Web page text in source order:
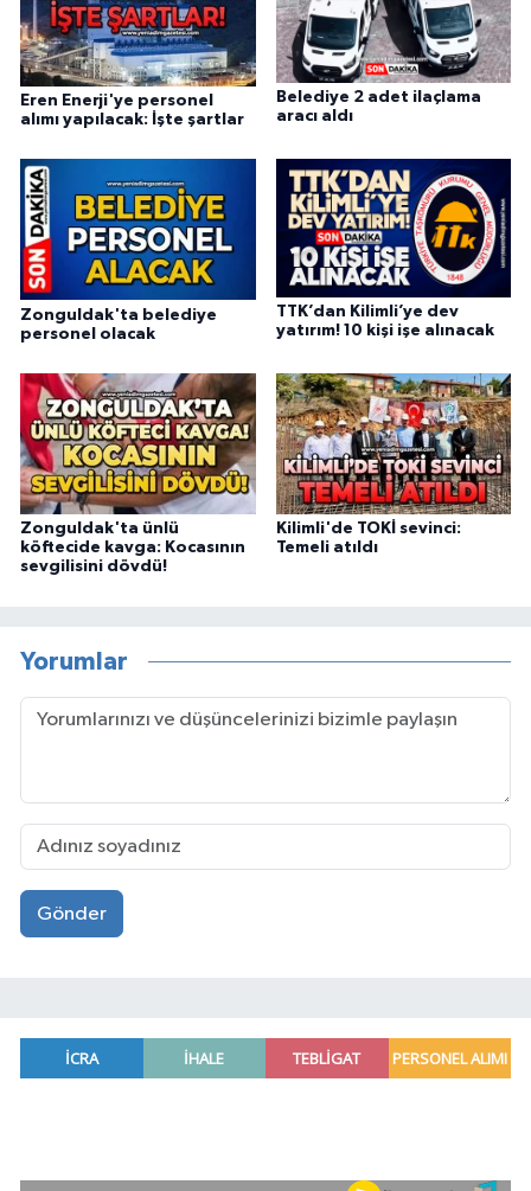
Eren Enerji'ye personel
alımı yapılacak: İşte şartlar
Belediye 2 adet ilaçlama
aracı aldı
Zonguldak'ta belediye
personel olacak
TTK’dan Kilimli’ye dev
yatırım! 10 kişi işe alınacak
Zonguldak'ta ünlü
köftecide kavga: Kocasının
sevgilisini dövdü!
Kilimli'de TOKİ sevinci:
Temeli atıldı
Yorumlar
Gönder